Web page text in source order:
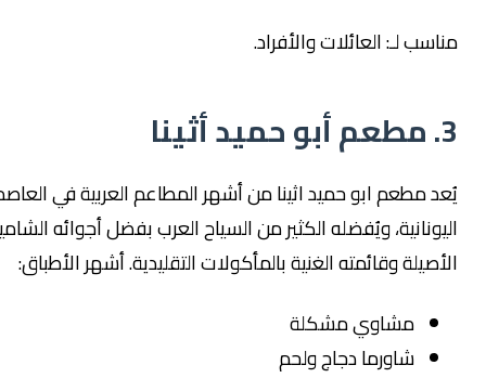
لـ: العائلات والأفراد.
ابو حميد اثينا من أشهر المطاعم العربية في العاصمة
ويُفضله الكثير من السياح العرب بفضل أجوائه الشامية
وقائمته الغنية بالمأكولات التقليدية. أشهر الأطباق:
مشاوي مشكلة
شاورما دجاج ولحم